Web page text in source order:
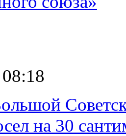
на 30